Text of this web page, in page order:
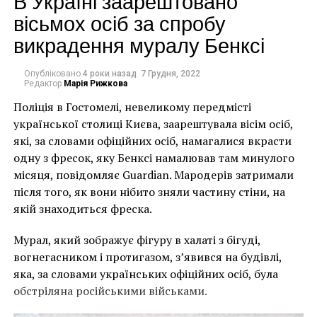
В январе 2013 года «Мадонна с младенцем и
вісьмох осіб за спробу
викрадення муралу Бенксі
Опубліковано 4 роки назад 7 Грудня, 2022
Редактор Марія Рижкова
Поліція в Гостомелі, невеликому передмісті
української столиці Києва, заарештувала вісім осіб,
які, за словами офіційних осіб, намагалися вкрасти
одну з фресок, яку Бенксі намалював там минулого
місяця, повідомляє Guardian. Мародерів затримали
після того, як вони нібито зняли частину стіни, на
якій знаходиться фреска.
Мурал, який зображує фігуру в халаті з бігуді,
вогнегасником і протигазом, з’явився на будівлі,
яка, за словами українських офіційних осіб, була
обстріляна російськими військами.